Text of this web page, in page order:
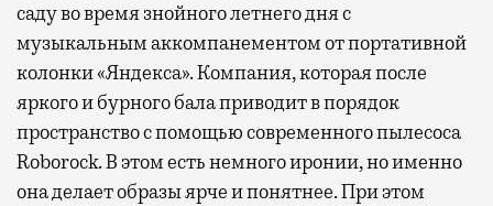
саду во время знойного летнего дня с
музыкальным аккомпанементом от портативной
колонки «Яндекса». Компания, которая после
яркого и бурного бала приводит в порядок
пространство с помощью современного пылесоса
Roborock. В этом есть немного иронии, но именно
она делает образы ярче и понятнее. При этом